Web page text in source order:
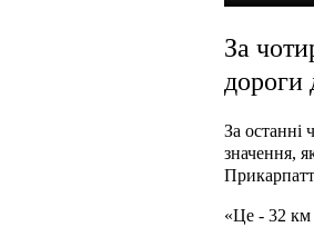
За
дороги
За останні
значення,
«Це - 32 км